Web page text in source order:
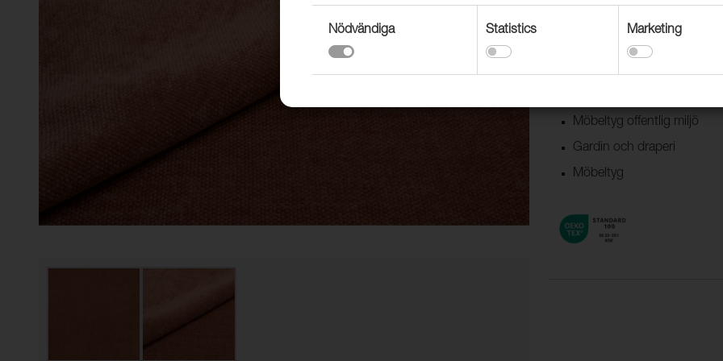
Användningsområden
Möbeltyg offentlig miljö
Gardin och draperi
Möbeltyg
Nödvändiga Statistics Marketing